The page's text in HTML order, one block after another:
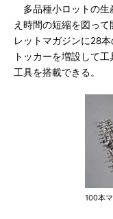
多品種小ロットの生
え時間の短縮を図っ
レットマガジンに28
トッカーを増設して
工具を搭載できる。
100本